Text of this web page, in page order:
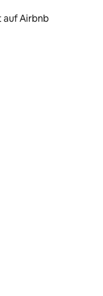
auf Airbnb